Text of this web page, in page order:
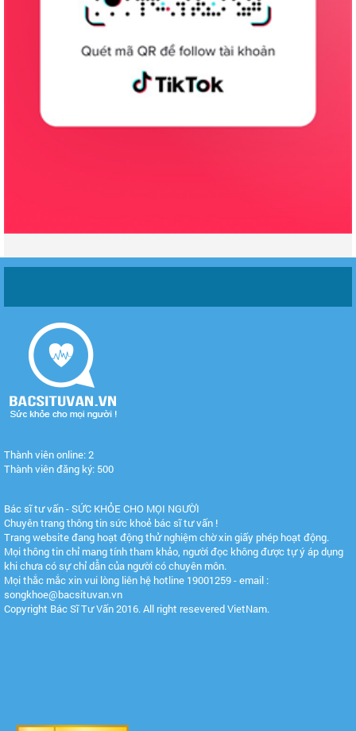
Thành viên online: 2
Thành viên đăng ký: 500
Bác sĩ tư vấn - SỨC KHỎE CHO MỌI NGƯỜI
Chuyên trang thông tin sức khoẻ bác sĩ tư vấn !
Trang website đang hoạt động thử nghiệm chờ xin giấy phép hoạt động.
Mọi thông tin chỉ mang tính tham khảo, người đọc không được tự ý áp dụng
khi chưa có sự chỉ dẫn của người có chuyên môn.
Mọi thắc mắc xin vui lòng liên hệ hotline 19001259 - email :
songkhoe@bacsituvan.vn
Copyright Bác Sĩ Tư Vấn 2016. All right resevered VietNam.